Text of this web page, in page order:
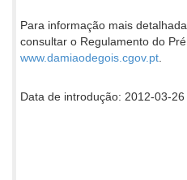
Para informação mais
consultar o Regulamento do
www.damiaodegois.cgov.pt
Data de introdução: 2012-03-26